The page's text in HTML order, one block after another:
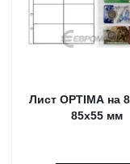
Лист OPTIMA на
85х55 мм